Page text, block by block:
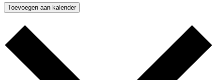
Toevoegen aan kalender